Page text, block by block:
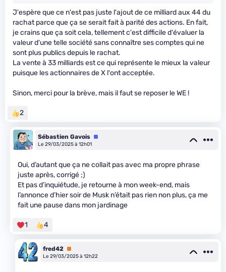
J'espère que ce n'est pas juste l'ajout de ce milliard aux 44 du
rachat parce que ça se serait fait à parité des actions. En fait,
je crains que ça soit cela, tellement c'est difficile d'évaluer la
valeur d'une telle société sans connaître ses comptes qui ne
sont plus publics depuis le rachat.
La vente à 33 milliards est ce qui représente le mieux la valeur
puisque les actionnaires de X l'ont acceptée.
Sinon, merci pour la brève, mais il faut se reposer le WE !
2
Sébastien Gavois Équipe
Le 29/03/2025 à 12h01
Oui, d’autant que ça ne collait pas avec ma propre phrase
juste après, corrigé ;)
Et pas d’inquiétude, je retourne à mon week-end, mais
l’annonce d’hier soir de Musk n’était pas rien non plus, ça me
fait une pause dans mon jardinage
1 4
fred42 Premium
Le 29/03/2025 à 12h22